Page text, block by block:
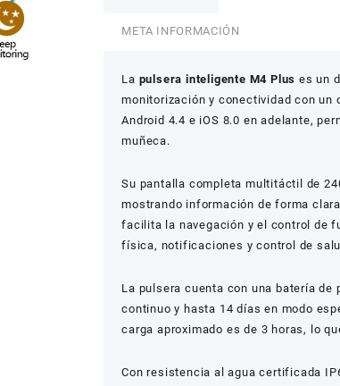
IP67
META INFORMACIÓN
La pulsera inteligente M4 Plus es un
monitorización y conectividad con un
Android 4.4 e iOS 8.0 en adelante,
muñeca.
Su pantalla completa multitáctil de
mostrando información de forma
facilita la navegación y el control de
física, notificaciones y control de
La pulsera cuenta con una batería
continuo y hasta 14 días en modo
carga aproximado es de 3 horas, lo
Con resistencia al agua certificada